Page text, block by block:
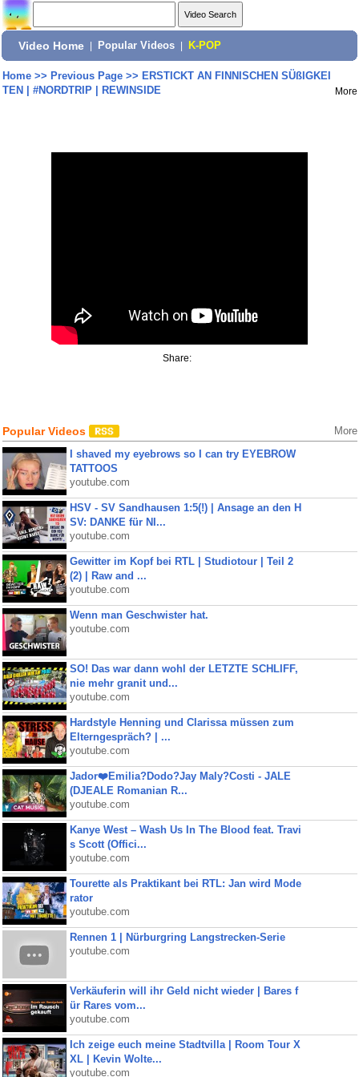
Video Home Popular Videos K-POP
Home>> Previous Page>> ERSTICKT AN FINNISCHEN SÜßIGKEI
TEN | #NORDTRIP | REWINSIDE
More
Share:
Popular Videos More
I shaved my eyebrows so I can try EYEBROW
TATTOOS
youtube.com
HSV - SV Sandhausen 1:5(!) | Ansage an den H
SV: DANKE für NI...
youtube.com
Gewitter im Kopf bei RTL | Studiotour | Teil 2
(2) | Raw and ...
youtube.com
Wenn man Geschwister hat.
youtube.com
SO! Das war dann wohl der LETZTE SCHLIFF,
nie mehr granit und...
youtube.com
Hardstyle Henning und Clarissa müssen zum
Elterngespräch? | ...
youtube.com
Jador❤️Emilia?Dodo?Jay Maly?Costi - JALE
(DJEALE Romanian R...
youtube.com
Kanye West – Wash Us In The Blood feat. Travi
s Scott (Offici...
youtube.com
Tourette als Praktikant bei RTL: Jan wird Mode
rator
youtube.com
Rennen 1 | Nürburgring Langstrecken-Serie
youtube.com
Verkäuferin will ihr Geld nicht wieder | Bares f
ür Rares vom...
youtube.com
Ich zeige euch meine Stadtvilla | Room Tour X
XL | Kevin Wolte...
youtube.com